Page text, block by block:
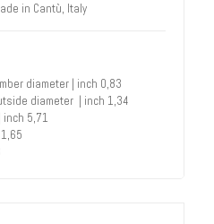
in Cantù, Italy
diameter | inch 0,83
diameter | inch 1,34
inch 5,71